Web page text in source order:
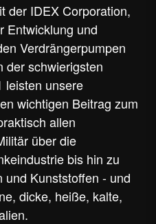
der IDEX Corporation,
Entwicklung und
Verdrängerpumpen
der schwierigsten
leisten unsere
wichtigen Beitrag zum
allen
über die
bis hin zu
und Kunststoffen - und
dicke, heiße, kalte,